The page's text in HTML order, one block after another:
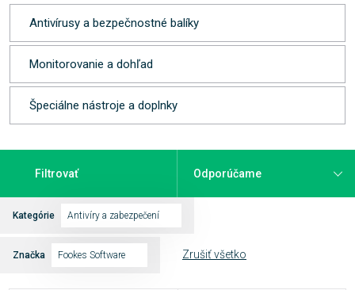
Antivírusy a bezpečnostné balíky
Monitorovanie a dohľad
Špeciálne nástroje a doplnky
Filtrovať
Kategórie Antivíry a zabezpečení
Značka Fookes Software Zrušiť všetko